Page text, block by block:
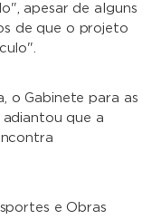
apesar de alguns
de que o projeto
o Gabinete para as
adiantou que a
e Obras